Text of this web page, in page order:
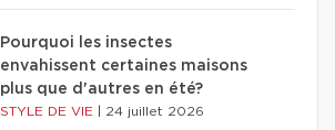
Pourquoi les insectes
envahissent certaines maisons
plus que d'autres en été?
STYLE DE VIE 24 juillet 2026